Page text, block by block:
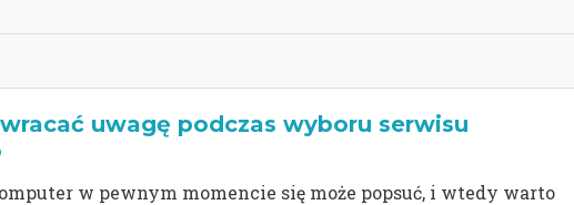
uwagę podczas wyboru serwisu
w pewnym momencie się może popsuć, i wtedy warto